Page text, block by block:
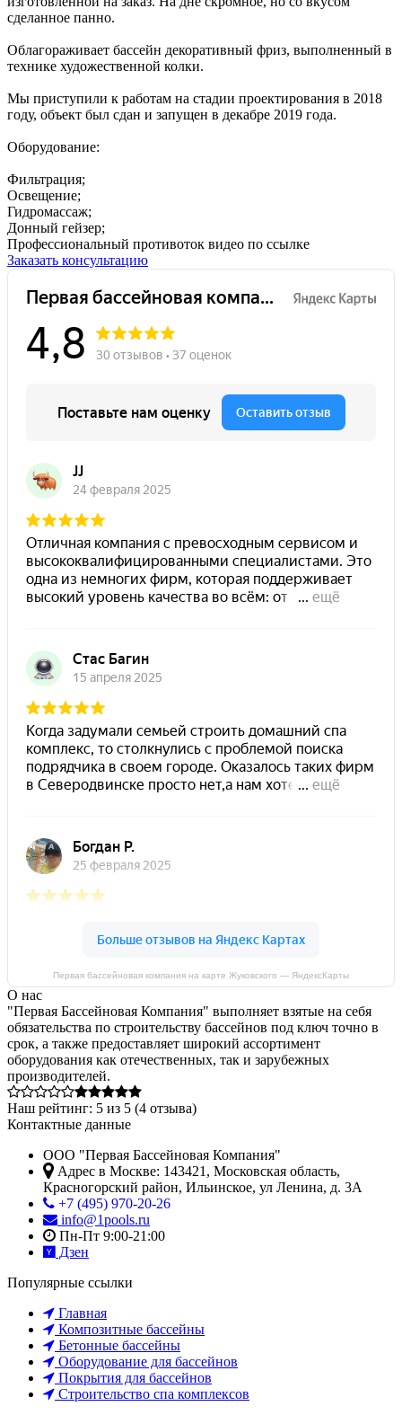
сделанное панно.
Облагораживает бассейн декоративный фриз, выполненный в
технике художественной колки.
Мы приступили к работам на стадии проектирования в 2018
году, объект был сдан и запущен в декабре 2019 года.
Оборудование:
Фильтрация;
Освещение;
Гидромассаж;
Донный гейзер;
Профессиональный противоток видео по ссылке
Заказать консультацию
Первая бассейновая компания на карте Жуковского — ЯндексКарты
О нас
"Первая Бассейновая Компания" выполняет взятые на себя
обязательства по строительству бассейнов под ключ точно в
срок, а также предоставляет широкий ассортимент
оборудования как отечественных, так и зарубежных
производителей.
Наш рейтинг: 5 из 5 (4 отзыва)
Контактные данные
ООО "Первая Бассейновая Компания"
Адрес в Москве: 143421 , Московская область,
Красногорский район, Ильинское, ул Ленина, д. 3А
+7 (495) 970-20-26
info@1pools.ru
Пн-Пт 9:00-21:00
Дзен
Популярные ссылки
Главная
Композитные бассейны
Бетонные бассейны
Оборудование для бассейнов
Покрытия для бассейнов
Строительство спа комплексов